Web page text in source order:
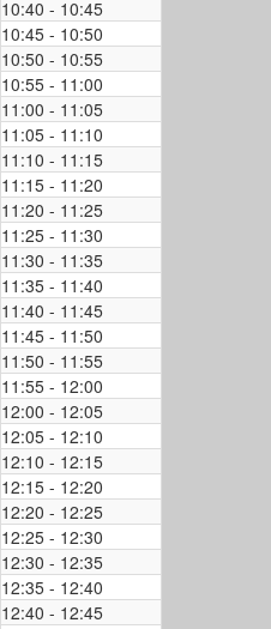
10:40 - 10:45
10:45 - 10:50
10:50 - 10:55
10:55 - 11:00
11:00 - 11:05
11:05 - 11:10
11:10 - 11:15
11:15 - 11:20
11:20 - 11:25
11:25 - 11:30
11:30 - 11:35
11:35 - 11:40
11:40 - 11:45
11:45 - 11:50
11:50 - 11:55
11:55 - 12:00
12:00 - 12:05
12:05 - 12:10
12:10 - 12:15
12:15 - 12:20
12:20 - 12:25
12:25 - 12:30
12:30 - 12:35
12:35 - 12:40
12:40 - 12:45